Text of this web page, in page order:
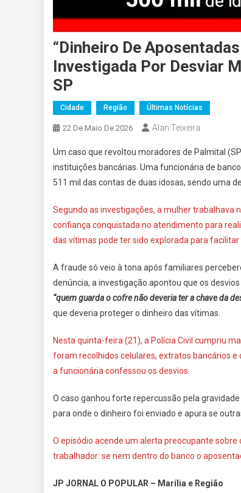
“Dinheiro De
Investigada Por Desviar
SP
Cidade Região Últimas Notícias
22 De Maio De 2026 Alan Teixeira
Um caso que revoltou moradores de Palmital
instituições bancárias. Uma funcionária de
511 mil das contas de duas idosas, sendo uma
Segundo as investigações, a mulher trabalhava
confiança conquistada no atendimento para
das vítimas pode ter sido explorada para facilitar
A fraude só veio à tona após familiares
denúncia, a investigação apontou que os
“quem guarda o cofre não deveria ter a chave da
que deveria proteger o dinheiro das vítimas.
Nesta quinta-feira (21), a Polícia Civil cumpriu
foram recolhidos celulares, extratos bancários
a funcionária confessou os desvios.
O caso ganhou forte repercussão pela
para onde o dinheiro foi enviado e apura se
O episódio acende um alerta preocupante
trabalhador: se nem dentro do banco o
JP JORNAL O POPULAR – Marília e Região